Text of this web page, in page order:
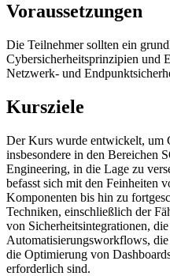
Voraussetzungen
Die Teilnehmer sollten ein
Cybersicherheitsprinzipien und
Netzwerk- und
Kursziele
Der Kurs wurde entwickelt, um
insbesondere in den Bereichen
Engineering, in die Lage zu
befasst sich mit den Feinheiten
Komponenten bis hin zu
Techniken, einschließlich der
von Sicherheitsintegrationen,
Automatisierungsworkflows,
die Optimierung von
erforderlich sind.